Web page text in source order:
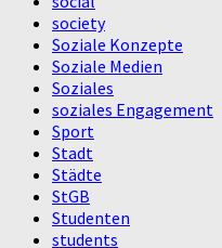
society
Soziale Konzepte
Soziale Medien
Soziales
soziales Engagement
Sport
Stadt
Städte
StGB
Studenten
students